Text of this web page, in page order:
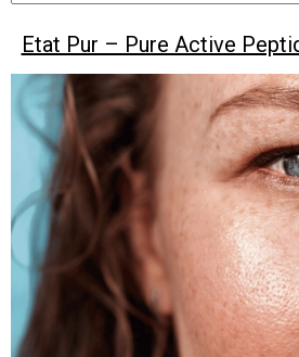
Etat Pur – Pure Active